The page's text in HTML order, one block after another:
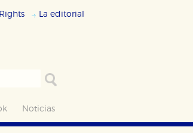
La editorial
Noticias